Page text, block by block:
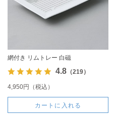
網付き リムトレー 白磁
4.8（219）
4,950円（税込）
カートに入れる